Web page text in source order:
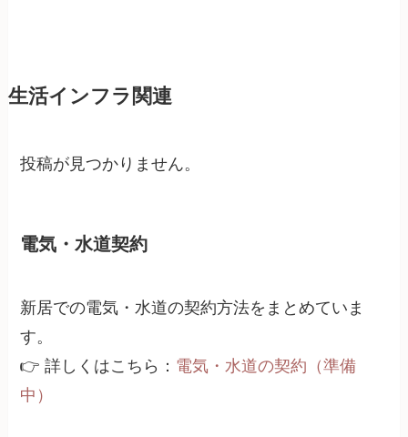
生活インフラ関連
投稿が見つかりません。
電気・水道契約
新居での電気・水道の契約方法をまとめていま
す。
👉 詳しくはこちら： 電気・水道の契約（準備
中）